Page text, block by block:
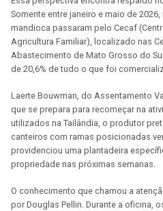
Somente entre janeiro e maio de
mandioca passaram pelo Cecaf
Agricultura Familiar), localizado nas
Abastecimento de Mato Grosso do
de 20,6% de tudo o que foi
Laerte Bouwman, do Assentamento
que se prepara para recomeçar na
utilizados na Tailândia, o produtor
canteiros com ramas posicionadas
providenciou uma plantadeira
propriedade nas próximas semanas.
O conhecimento que chamou a
por Douglas Pellin. Durante a oficina,